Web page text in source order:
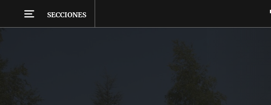
SECCIONES